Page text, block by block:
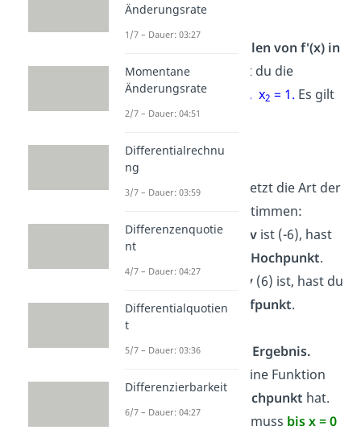
Setze die Nullstellen von f'(x) in
f“(x) ein.
Hier hast du die
Nullstellen
= 0 , x2 = 1. Es gilt
also:
Damit kannst du jetzt die Art der
Extremstellen bestimmen:
— Da f“(0)negativ ist (-6), hast
Hochpunkt.
— Da f“(1 positiv (6) ist, hast du
bei x =1einen Tiefpunkt.
Interpretiere das Ergebnis.
Du weißt, dass deine Funktion
bei x = 0 einen Hochpunkt hat.
Das bedeutet, sie muss bis x = 0
Änderungsrate
1/7 – Dauer: 03:27
Momentane
Änderungsrate
2/7 – Dauer: 04:51
Differentialrechnu
ng
3/7 – Dauer: 03:59
Differenzenquotie
nt
4/7 – Dauer: 04:27
Differentialquotien
t
5/7 – Dauer: 03:36
Differenzierbarkeit
6/7 – Dauer: 04:27